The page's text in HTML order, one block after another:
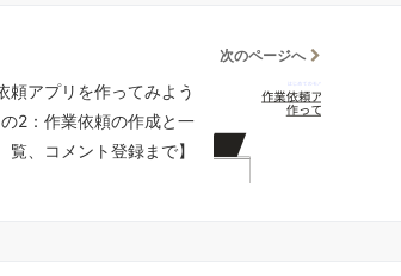
次のページへ
頼アプリを作ってみよう
の2：作業依頼の作成と一
覧、コメント登録まで】